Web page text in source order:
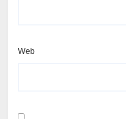
Web